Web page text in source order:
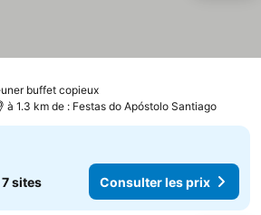
buffet copieuxConsulter les prix
à 1.3 km de : Festas do Apóstolo Santiago
7 sites Consulter les prix